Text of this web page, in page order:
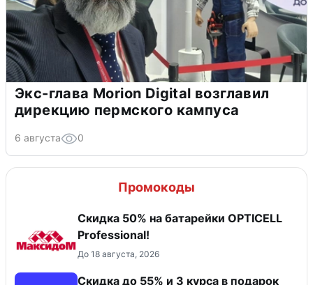
Экс-глава Morion Digital возглавил
дирекцию пермского кампуса
6 августа 0
Промокоды
Скидка 50% на батарейки OPTICELL
Professional!
До 18 августа, 2026
Скидка до 55% и 3 курса в подарок